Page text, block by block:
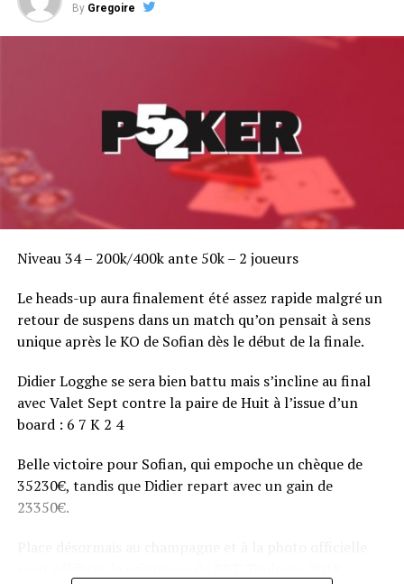
By Gregoire
Niveau 34 – 200k/400k ante 50k – 2 joueurs
Le heads-up aura finalement été assez rapide malgré un
retour de suspens dans un match qu’on pensait à sens
unique après le KO de Sofian dès le début de la finale.
Didier Logghe se sera bien battu mais s’incline au final
avec Valet Sept contre la paire de Huit à l’issue d’un
board : 6 7 K 2 4
Belle victoire pour Sofian, qui empoche un chèque de
35230€, tandis que Didier repart avec un gain de
23350€.